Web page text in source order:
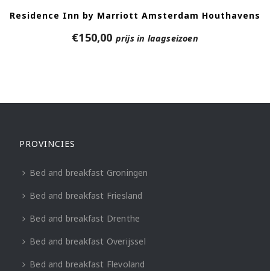
Residence Inn by Marriott Amsterdam Houthavens
€150,00 prijs in laagseizoen
PROVINCIES
Bed and breakfast Groningen
Bed and breakfast Friesland
Bed and breakfast Drenthe
Bed and breakfast Overijssel
Bed and breakfast Flevoland